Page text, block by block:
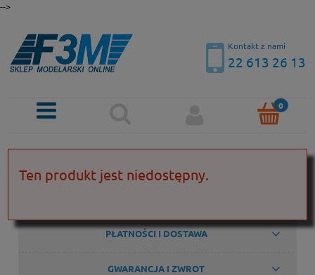
-->
Kontakt z nami
22 613 26 13
Ten produkt jest niedostępny.
PŁATNOŚCI I DOSTAWA
GWARANCJA I ZWROT